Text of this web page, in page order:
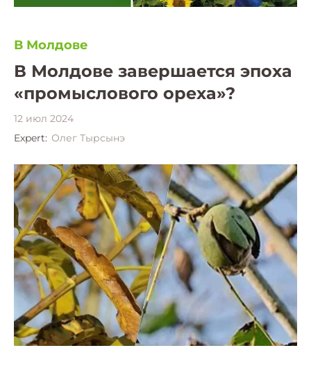
В Молдове
В Молдове завершается эпоха
«промыслового ореха»?
12 июл 2024
Expert: Олег Тырсынэ